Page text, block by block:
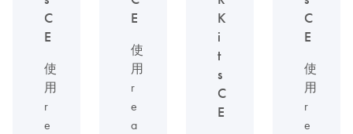
C
E
使
用
r
e
E
使
用
r
e
a
K
i
t
s
C
E
C
E
使
用
r
e